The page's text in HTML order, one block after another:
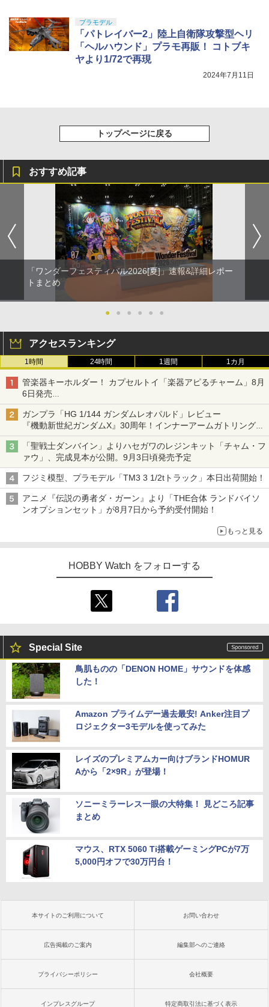
プラモデル
「パトレイバー2」陸上自衛隊攻撃型ヘリ
「ヘルハウンド」プラモ再販！ コトブキ
ヤより1/72で再現
2024年7月11日
トップページに戻る
おすすめ記事
「ワンダーフェスティバル2026[夏]」速報&詳細レポー
トまとめ
● ● ● ● ● ●
アクセスランキング
1時間 24時間 1週間 1カ月
管楽器キーホルダー！ カプセルトイ「楽器アピるチャーム」8月
6日発売
チューバ、テナサクなど5種各3色
ガンプラ「HG 1/144 ガンダムレオパルド」レビュー
『機動新世紀ガンダムX』30周年！インナーアームガトリングの
変形機構まで再現し最新フォーマットでキット化！
「聖戦士ダンバイン」よりハセガワのレジンキット「チャム・フ
ァウ」、完成見本が公開。9月3日頃発売予定
フジミ模型、プラモデル「TM3 3 1/2tトラック」本日出荷開始！
アニメ『伝説の勇者ダ・ガーン』より「THE合体 ランドバイソ
ンオプションセット」が8月7日から予約受付開始！
もっと見る
HOBBY Watch をフォローする
Special Site
鳥肌ものの「DENON HOME」サウンドを体感
した！
Amazon プライムデー過去最安! Anker注目プ
ロジェクター3モデルを使ってみた
レイズのプレミアムカー向けブランドHOMUR
Aから「2×9R」が登場！
ソニーミラーレス一眼の大特集！ 見どころ記事
まとめ
マウス、RTX 5060 Ti搭載ゲーミングPCが7万
5,000円オフで30万円台！
本サイトのご利用について お問い合わせ
広告掲載のご案内 編集部へのご連絡
プライバシーポリシー 会社概要
インプレスグループ 特定商取引法に基づく表示